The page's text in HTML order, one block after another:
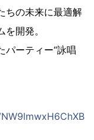
ちの未来に最適解
開発。
パーティー“詠唱